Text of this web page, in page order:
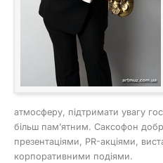
атмосферу, підтримати увагу
більш пам’ятним. Саксофон
презентаціями, PR-акціями,
корпоративними подіями.